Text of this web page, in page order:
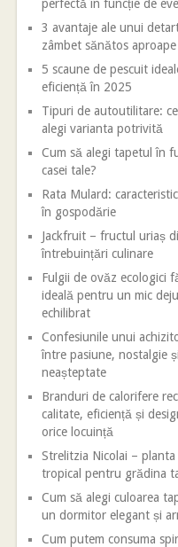
perfectă în funcție de
3 avantaje ale unui
zâmbet sănătos
5 scaune de pescuit
eficiență în 2025
Tipuri de autoutilitare:
alegi varianta potrivită
Cum să alegi tapetul în
casei tale?
Rata Mulard:
în gospodărie
Jackfruit – fructul uriaș
întrebuințări culinare
Fulgii de ovăz ecologici
ideală pentru un mic
echilibrat
Confesiunile unui
între pasiune, nostalgie
neașteptate
Branduri de calorifere
calitate, eficiență și
orice locuință
Strelitzia Nicolai –
tropical pentru grădina
Cum să alegi culoarea
un dormitor elegant și
Cum putem consuma